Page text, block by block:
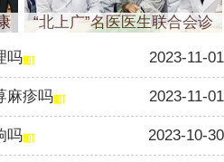
“北上广”名医医生联合会诊
吗 2023-11-01
麻疹吗 2023-11-01
吗 2023-10-30